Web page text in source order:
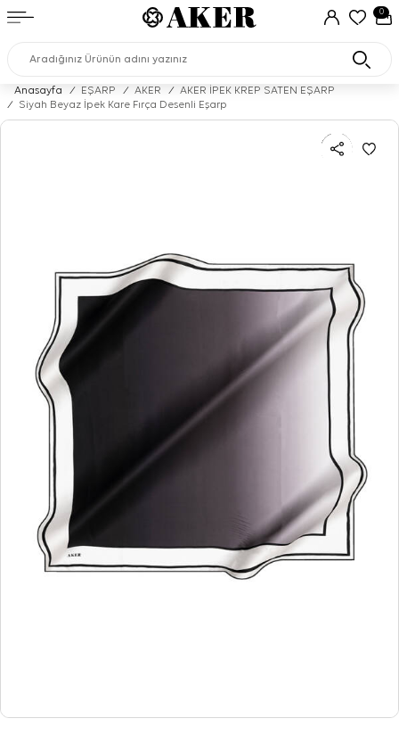
0
Anasayfa / EŞARP / AKER /
AKER İPEK KREP SATEN EŞARP
/
Siyah Beyaz İpek Kare Fırça Desenli Eşarp